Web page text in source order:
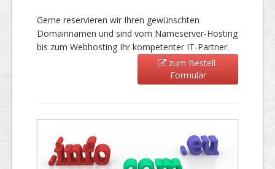
Gerne reservieren wir Ihren gewünschten
Domainnamen und sind vom Nameserver-Hosting
bis zum Webhosting Ihr kompetenter IT-Partner.
zum Bestell-
Formular